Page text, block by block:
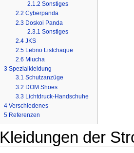
2.1.2 Sonstiges
2.2 Cyberpanda
2.3 Doskoi Panda
2.3.1 Sonstiges
2.4 JKS
2.5 Lebno Listchaque
2.6 Miucha
3 Spezialkleidung
3.1 Schutzanzüge
3.2 DOM Shoes
3.3 Lichtdruck-Handschuhe
4 Verschiedenes
5 Referenzen
Kleidungen der